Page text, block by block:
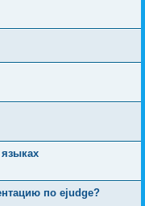
по ejudge?